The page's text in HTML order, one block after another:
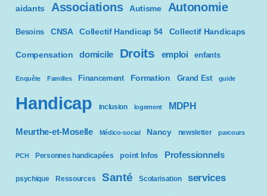
aidants Associations Autisme Autonomie
Besoins CNSA Collectif Handicap 54 Collectif Handicaps
Compensation domicile Droits emploi enfants
Enquête Familles Financement Formation Grand Est guide
Handicap inclusion logement MDPH
Meurthe-et-Moselle Médico-social Nancy newsletter parcours
PCH Personnes handicapées point Infos Professionnels
psychique Ressources Santé Scolarisation services